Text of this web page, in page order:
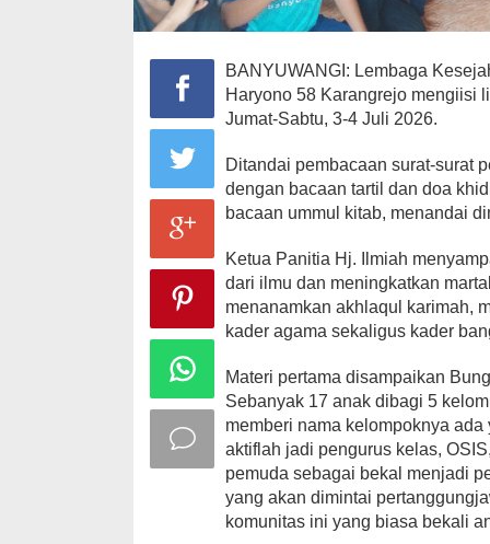
BANYUWANGI: Lembaga
Haryono 58 Karangrejo mengiisi
Jumat-Sabtu, 3-4 Juli 2026.
Ditandai pembacaan surat-surat
dengan bacaan tartil dan doa
bacaan ummul kitab, menandai
Ketua Panitia Hj. Ilmiah
dari ilmu dan meningkatkan
menanamkan akhlaqul karimah,
kader agama sekaligus kader
Materi pertama disampaikan
Sebanyak 17 anak dibagi 5
memberi nama kelompoknya ada
aktiflah jadi pengurus kelas,
pemuda sebagai bekal menjadi
yang akan dimintai
komunitas ini yang biasa bekali